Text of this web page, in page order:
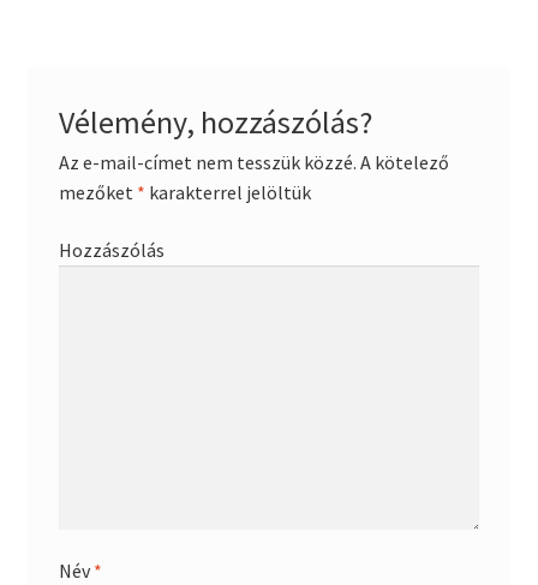
Vélemény, hozzászólás?
Az e-mail-címet nem tesszük közzé. A kötelező
mezőket * karakterrel jelöltük
Hozzászólás
Név *